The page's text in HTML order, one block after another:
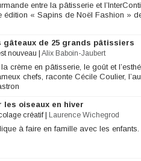
entre la pâtisserie et
édition « Sapins de Noël Fashion »
gâteaux de 25 grands pâtissiers
nouveau Alix Baboin-Jaubert
crème en pâtisserie, le goût et
chefs, raconte Cécile Coulier,
les oiseaux en hiver
créatif| Laurence Wichegrod
à faire en famille avec les enfants.